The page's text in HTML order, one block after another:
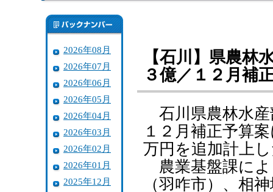
2026年08月
2026年07月
2026年06月
2026年05月
2026年04月
2026年03月
2026年02月
2026年01月
2025年12月
【石川】県農林
３億／１２月補
石川県農林水産
１２月補正予算
万円を追加計上
農業基盤課によ
（羽咋市）、相